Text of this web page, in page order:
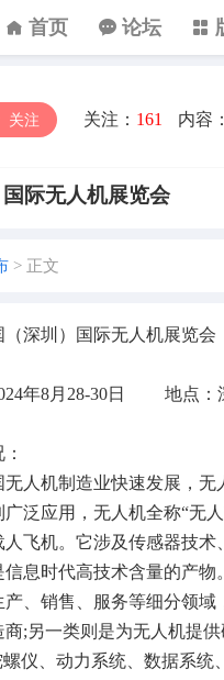
首页 论坛
关注 关注： 161 内容：
际无人机展览会
> 正文
（深圳）国际无人机展
年8月28-30日 地点：
无人机制造业快速发展，
广泛应用，无人机全称“无
人飞机。它涉及传感器技
信息时代高技术含量的产
产、销售、服务等细分领
商;另一类则是为无人机提
螺仪、动力系统、数据系